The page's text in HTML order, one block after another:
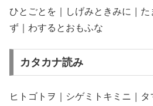
ひとごとを｜しげみときみに｜
ず｜わするとおもふな
カタカナ読み
ヒトゴトヲ｜シゲミトキミニ｜